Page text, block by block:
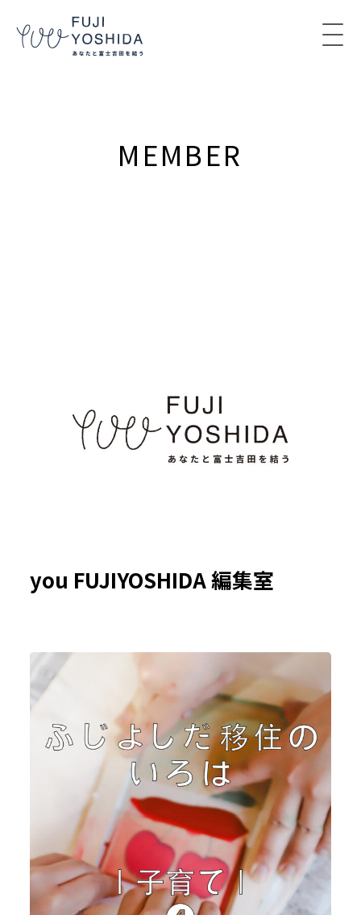
MEMBER
you FUJIYOSHIDA 編集室